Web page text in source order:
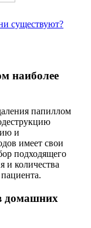
существуют?
наиболее
папиллом
и
имеет свои
подходящего
и количества
домашних